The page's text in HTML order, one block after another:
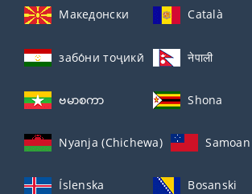
Македонски Català
забо́ни тоҷикӣ́ नेपाली
ဗမာစကာ Shona
Nyanja (Chichewa) Samoan
Íslenska Bosanski